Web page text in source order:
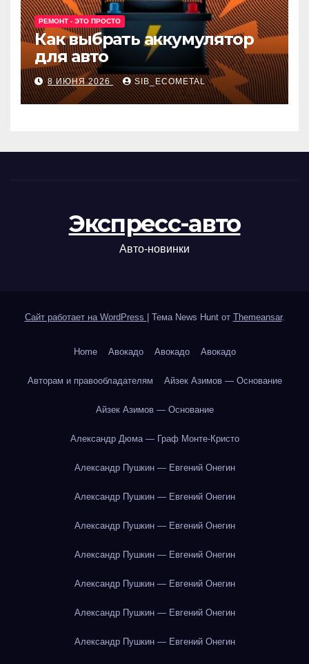
РЕМОНТ - ЭТО ПРОСТО
Как выбрать аккумулятор
для авто
8 ИЮНЯ 2026 SIB_ECOMETAL
Экспресс-авто
Авто-новинки
Сайт работает на WordPress Тема News Hunt от Themeansar.
Home Авокадо Авокадо Авокадо
Авторам и правообладателям Айзек Азимов — Основание
Айзек Азимов — Основание
Александр Дюма — Граф Монте-Кристо
Александр Пушкин — Евгений Онегин
Александр Пушкин — Евгений Онегин
Александр Пушкин — Евгений Онегин
Александр Пушкин — Евгений Онегин
Александр Пушкин — Евгений Онегин
Александр Пушкин — Евгений Онегин
Александр Пушкин — Евгений Онегин